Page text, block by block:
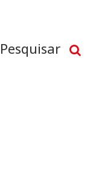
Pesquisar